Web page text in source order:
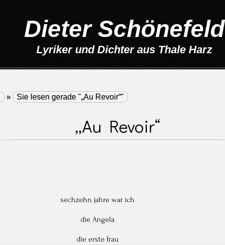
Dieter Schönefeld
Lyriker und Dichter aus Thale Harz
» Sie lesen gerade "„Au Revoir“"
„Au Revoir“
sechzehn jahre war ich
die Angela
die erste frau